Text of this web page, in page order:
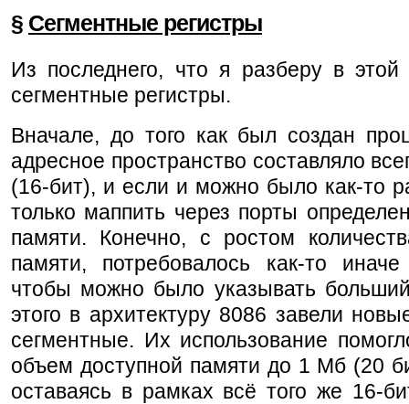
§ Сегментные регистры
Из последнего, что я разберу в этой
сегментные регистры.
Вначале, до того как был создан
адресное пространство составляло
(16-бит), и если и можно было как-то
только маппить через порты
памяти. Конечно, с ростом
памяти, потребовалось как-то иначе
чтобы можно было указывать
этого в архитектуру 8086 завели
сегментные. Их использование
объем доступной памяти до 1 Мб (20
оставаясь в рамках всё того же 16-